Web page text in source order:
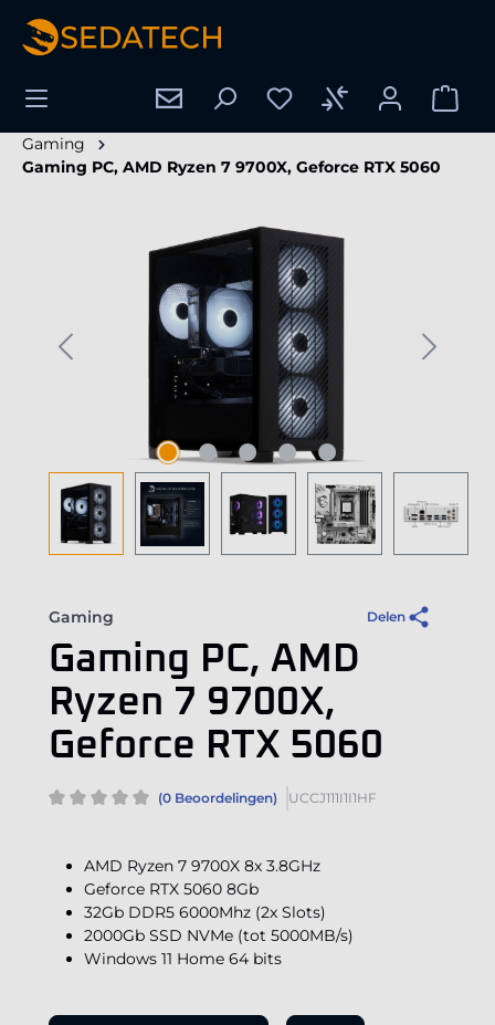
Gaming
Gaming PC, AMD Ryzen 7 9700X, Geforce RTX 5060
Afbeeldingengalerij overslaan
Gaming Delen
Gaming PC, AMD
Ryzen 7 9700X,
Geforce RTX 5060
(0 Beoordelingen) UCCJ111I1I1HF
AMD Ryzen 7 9700X 8x 3.8GHz
Geforce RTX 5060 8Gb
32Gb DDR5 6000Mhz (2x Slots)
2000Gb SSD NVMe (tot 5000MB/s)
Windows 11 Home 64 bits